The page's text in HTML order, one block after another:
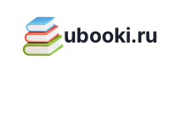
содержимому
ubooki.ru